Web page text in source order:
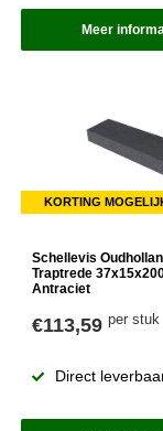
Meer
KORTING
Schellevis
Traptrede
Antraciet
€113,59 per stuk
Direct